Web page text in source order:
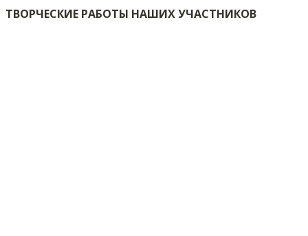
ТВОРЧЕСКИЕ РАБОТЫ НАШИХ УЧАСТНИКОВ